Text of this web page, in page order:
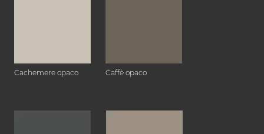
Cachemere opaco Caffè opaco